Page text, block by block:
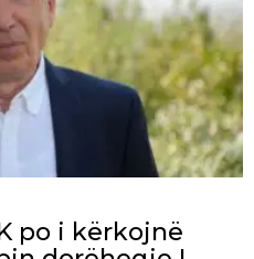
po i kërkojnë